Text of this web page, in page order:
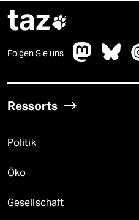
taz
Folgen Sie uns
Ressorts
Politik
Öko
Gesellschaft